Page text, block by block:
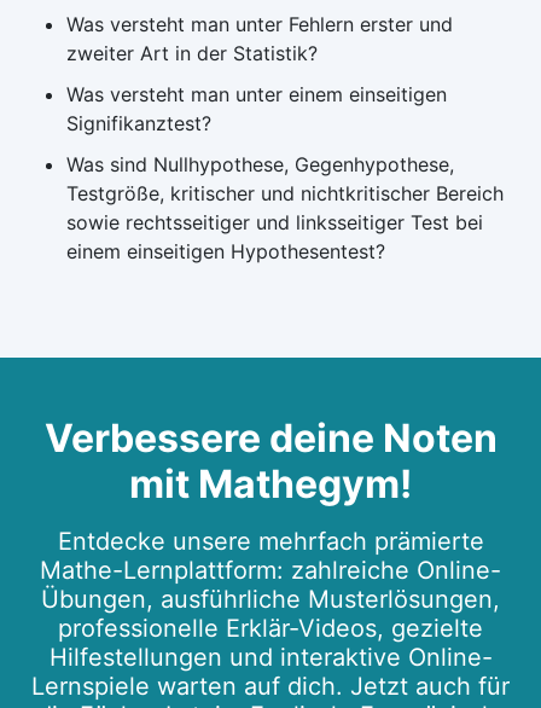
Was versteht man unter Fehlern erster und
zweiter Art in der Statistik?
Was versteht man unter einem einseitigen
Signifikanztest?
Was sind Nullhypothese, Gegenhypothese,
Testgröße, kritischer und nichtkritischer Bereich
sowie rechtsseitiger und linksseitiger Test bei
einem einseitigen Hypothesentest?
Verbessere deine Noten
mit Mathegym!
Entdecke unsere mehrfach prämierte
Mathe-Lernplattform: zahlreiche Online-
Übungen, ausführliche Musterlösungen,
professionelle Erklär-Videos, gezielte
Hilfestellungen und interaktive Online-
Lernspiele warten auf dich. Jetzt auch für